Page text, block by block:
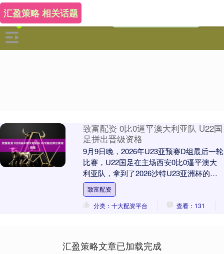
汇盈策略 相关话题
致富配资 0比0逼平澳大利亚队 U22国
足拼出晋级资格
9月9日晚，2026年U23亚预赛D组最后一轮
比赛，U22国足在主场西安0比0逼平澳大
利亚队，拿到了2026沙特U23亚洲杯的正
赛资格。 因为在前两场比赛中未能....
致富配资
分类：十大配资平台
查看：131
汇盈策略文章已加载完成